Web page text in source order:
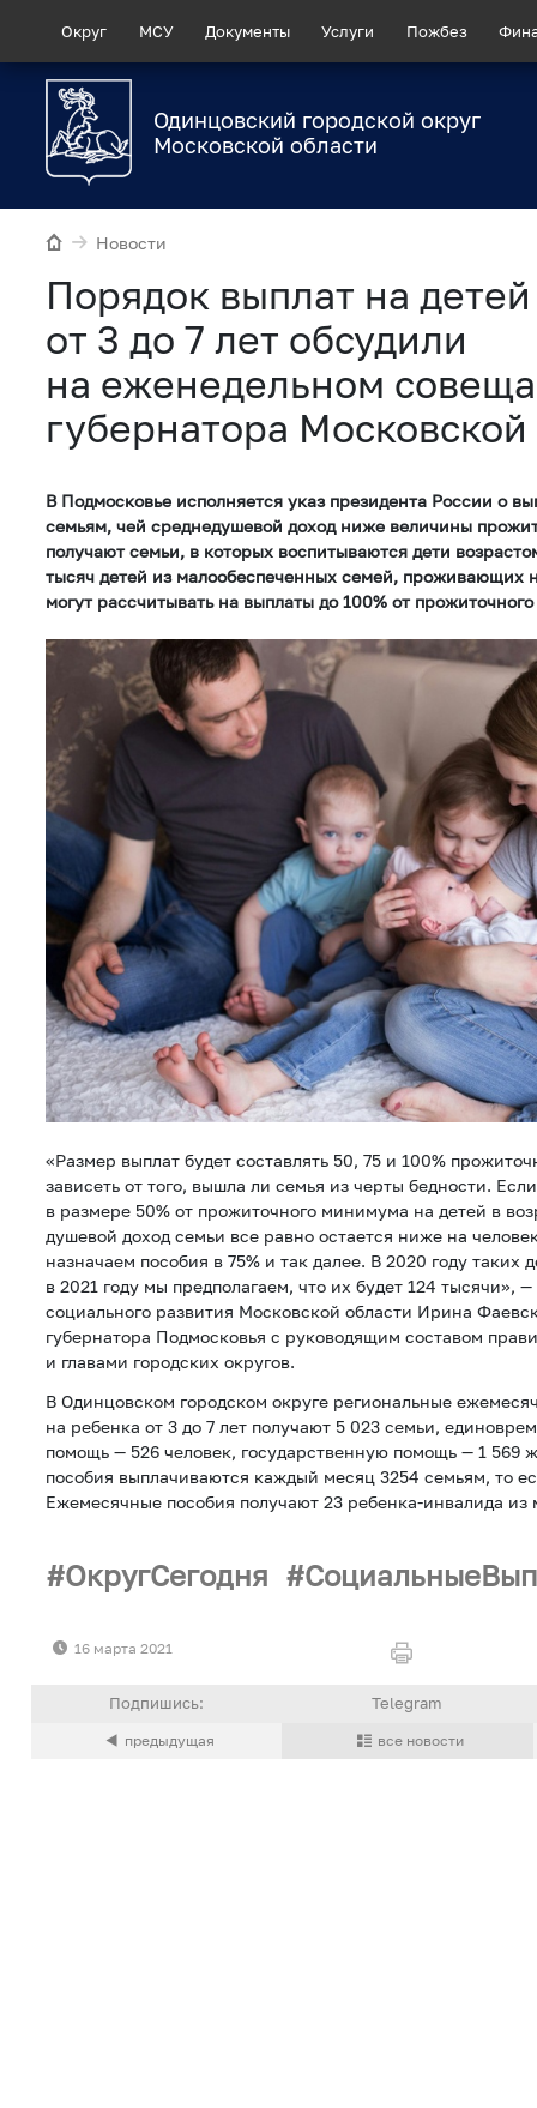
Округ МСУ Документы Услуги Пожбез
Одинцовский городской округ
Московской области
Новости
Порядок выплат на детей
от 3 до 7 лет обсудили
на еженедельном
губернатора Московской
В Подмосковье исполняется указ президента России о
семьям, чей среднедушевой доход ниже величины
получают семьи, в которых воспитываются дети
тысяч детей из малообеспеченных семей, проживающих
могут рассчитывать на выплаты до 100% от
«Размер выплат будет составлять 50, 75 и 100%
зависеть от того, вышла ли семья из черты бедности.
в размере 50% от прожиточного минимума на детей в
душевой доход семьи все равно остается ниже на
назначаем пособия в 75% и так далее. В 2020 году таких
в 2021 году мы предполагаем, что их будет 124 тысячи»,
социального развития Московской области Ирина
губернатора Подмосковья с руководящим составом
и главами городских округов.
В Одинцовском городском округе региональные
на ребенка от 3 до 7 лет получают 5 023 семьи,
помощь — 526 человек, государственную помощь — 1 569
пособия выплачиваются каждый месяц 3254 семьям, то
Ежемесячные пособия получают 23 ребенка-инвалида
ОкругСегодня
16 марта 2021